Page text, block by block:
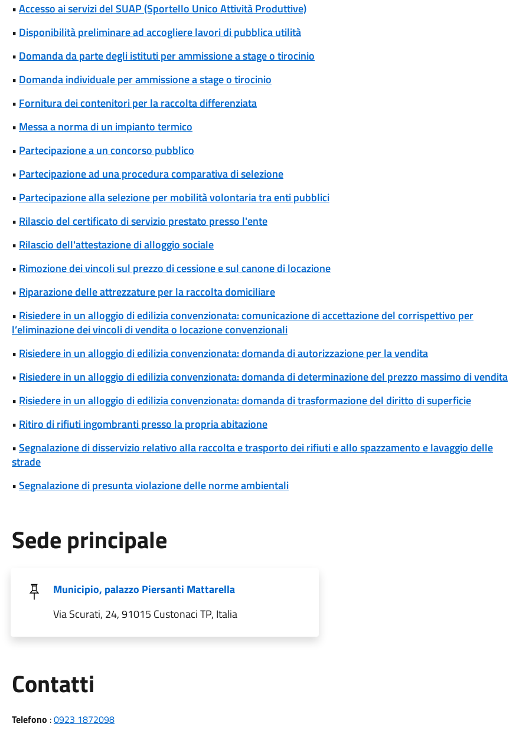
•Accesso ai servizi del SUAP (Sportello Unico Attività Produttive)
• Disponibilità preliminare ad accogliere lavori di pubblica utilità
• Domanda da parte degli istituti per ammissione a stage o tirocinio
• Domanda individuale per ammissione a stage o tirocinio
• Fornitura dei contenitori per la raccolta differenziata
• Messa a norma di un impianto termico
• Partecipazione a un concorso pubblico
• Partecipazione ad una procedura comparativa di selezione
• Partecipazione alla selezione per mobilità volontaria tra enti pubblici
• Rilascio del certificato di servizio prestato presso l'ente
• Rilascio dell'attestazione di alloggio sociale
• Rimozione dei vincoli sul prezzo di cessione e sul canone di locazione
• Riparazione delle attrezzature per la raccolta domiciliare
• Risiedere in un alloggio di edilizia convenzionata: comunicazione di accettazione del corrispettivo per
l’eliminazione dei vincoli di vendita o locazione convenzionali
• Risiedere in un alloggio di edilizia convenzionata: domanda di autorizzazione per la vendita
• Risiedere in un alloggio di edilizia convenzionata: domanda di determinazione del prezzo massimo di vendita
• Risiedere in un alloggio di edilizia convenzionata: domanda di trasformazione del diritto di superficie
• Ritiro di rifiuti ingombranti presso la propria abitazione
•Segnalazione di disservizio relativo alla raccolta e trasporto dei rifiuti e allo spazzamento e lavaggio delle
strade
•Segnalazione di presunta violazione delle norme ambientali
Sede principale
Municipio, palazzo Piersanti Mattarella
Via Scurati, 24, 91015 Custonaci TP, Italia
Contatti
Telefono :0923 1872098